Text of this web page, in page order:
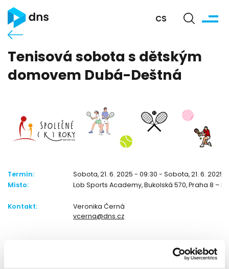
CS
Tenisová sobota s dětským
domovem Dubá-Deštná
Termín: Sobota, 21. 6. 2025 - 09:30 - Sobota, 21. 6. 2025
Místo: Lob Sports Academy, Bukolská 570, Praha 8 –
Kontakt:
Veronika Černá
vcerna@dns.cz
rádi bychom vás pozvali na společnou akci, kterou pořádáme